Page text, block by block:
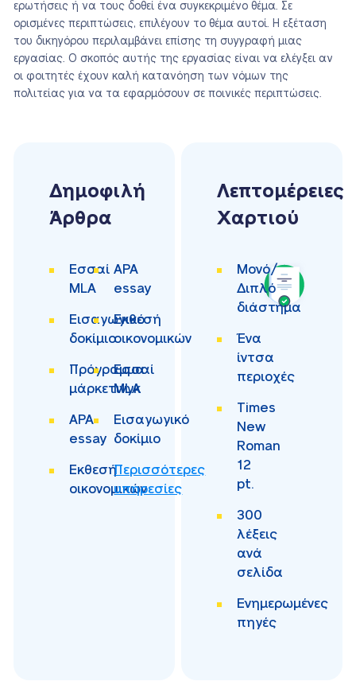
ερωτήσεις ή να τους δοθεί ένα συγκεκριμένο θέμα. Σε
ορισμένες περιπτώσεις, επιλέγουν το θέμα αυτοί. Η εξέταση
του δικηγόρου περιλαμβάνει επίσης τη συγγραφή μιας
εργασίας. Ο σκοπός αυτής της εργασίας είναι να ελέγξει αν
οι φοιτητές έχουν καλή κατανόηση των νόμων της
πολιτείας για να τα εφαρμόσουν σε ποινικές περιπτώσεις.
Δημοφιλή
Άρθρα
Εσσαί
MLA
APA
essay
Εισαγωγικό
δοκίμιο
Εκθεσή
οικονομικών
Πρόγραμμα
μάρκετινγκ
Εσσαί
MLA
APA
essay
Εισαγωγικό
δοκίμιο
Εκθεσή
οικονομικών
Περισσότερες
υπηρεσίες
Λεπτομέρειες
Χαρτιού
Μονό/
Διπλό
διάστημα
Ένα
ίντσα
περιοχές
Times
New
Roman
12
pt.
300
λέξεις
ανά
σελίδα
Ενημερωμένες
πηγές